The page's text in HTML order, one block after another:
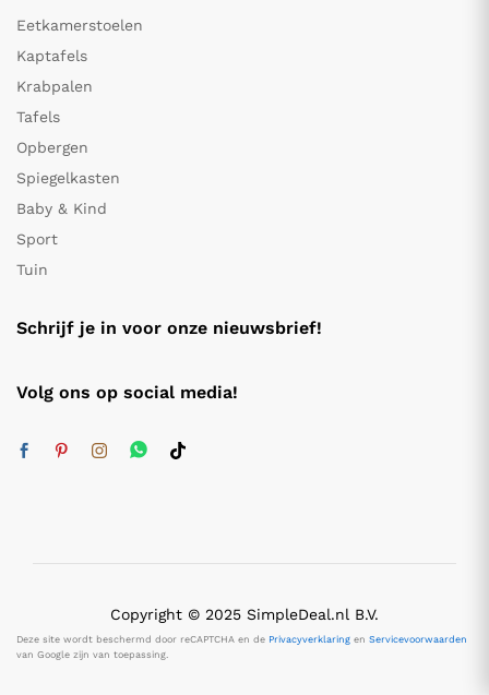
Eetkamerstoelen
Kaptafels
Krabpalen
Tafels
Opbergen
Spiegelkasten
Baby & Kind
Sport
Tuin
Schrijf je in voor onze nieuwsbrief!
Volg ons op social media!
Copyright © 2025 SimpleDeal.nl B.V.
Deze site wordt beschermd door reCAPTCHA en de Privacyverklaring en Servicevoorwaarden
van Google zijn van toepassing.